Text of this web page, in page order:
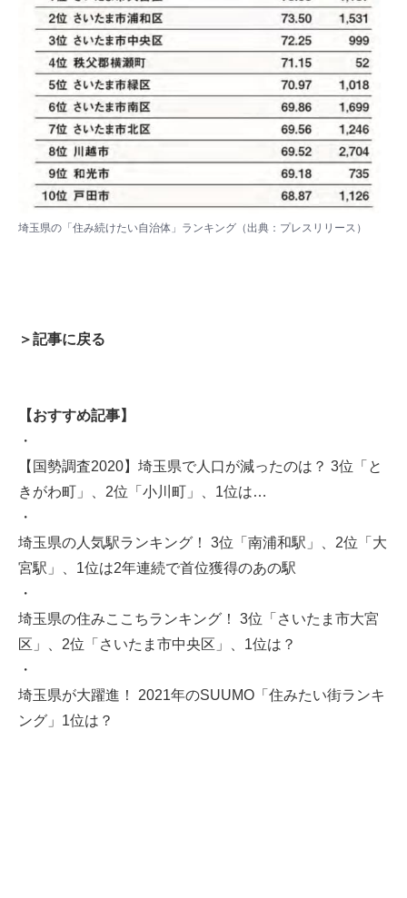
埼玉県の「住み続けたい自治体」ランキング（出典：プレスリリース）
＞記事に戻る
【おすすめ記事】
・
【国勢調査2020】埼玉県で人口が減ったのは？ 3位「と
きがわ町」、2位「小川町」、1位は…
・
埼玉県の人気駅ランキング！ 3位「南浦和駅」、2位「大
宮駅」、1位は2年連続で首位獲得のあの駅
・
埼玉県の住みここちランキング！ 3位「さいたま市大宮
区」、2位「さいたま市中央区」、1位は？
・
埼玉県が大躍進！ 2021年のSUUMO「住みたい街ランキ
ング」1位は？